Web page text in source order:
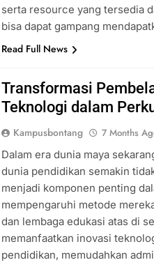
serta resource yang tersedia
bisa dapat gampang
Read Full News
Transformasi
Teknologi dalam
Kampusbontang 7 Months
Dalam era dunia maya
dunia pendidikan semakin
menjadi komponen penting
mempengaruhi metode
dan lembaga edukasi atas di
memanfaatkan inovasi
pendidikan, memudahkan